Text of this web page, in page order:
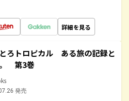
詳細を見る
ろトロピカル ある旅の記録と
第3巻
発売